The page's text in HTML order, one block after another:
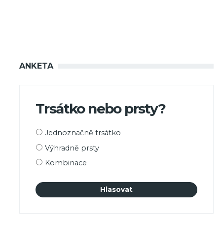
ANKETA
Trsátko nebo prsty?
Možnosti
Jednoznačně trsátko
Výhradně prsty
Kombinace